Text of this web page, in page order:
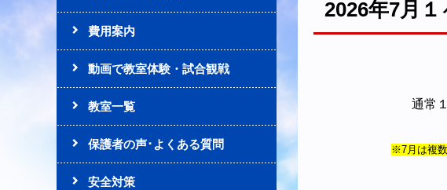
2026年7月
通常
※7月は複
費用案内
動画で教室体験・試合観戦
教室一覧
保護者の声･よくある質問
安全対策